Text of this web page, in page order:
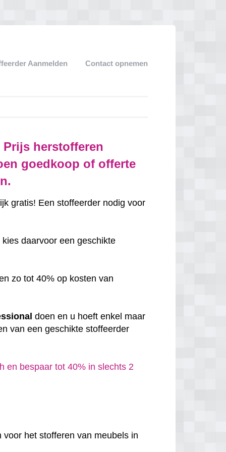
Aanmelden Contact opnemen
herstofferen
goedkoop of offerte
gratis! Een stoffeerder nodig voor
daarvoor een geschikte
zo tot 40% op kosten van
doen en u hoeft enkel maar
van een geschikte stoffeerder
en bespaar tot 40% in slechts 2
het stofferen van meubels in